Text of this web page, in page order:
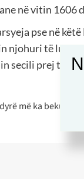
në vitin 1606
pse në
njohuri të luftës
secili prej
më ka bekuar